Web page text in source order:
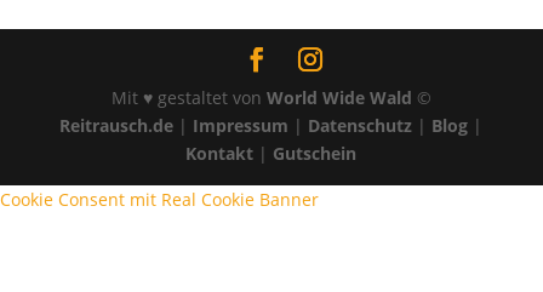
Mit ♥ gestaltet von World Wide Wald ©
Reitrausch.de | Impressum | Datenschutz | Blog |
Kontakt | Gutschein
Cookie Consent mit Real Cookie Banner